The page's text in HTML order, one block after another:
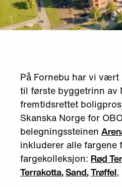
På Fornebu har vi
til første byggetrinn av
fremtidsrettet
Skanska Norge for
belegningssteinen
inkluderer alle fargene
fargekolleksjon: Rød
Terrakotta, Sand, Trøffel,